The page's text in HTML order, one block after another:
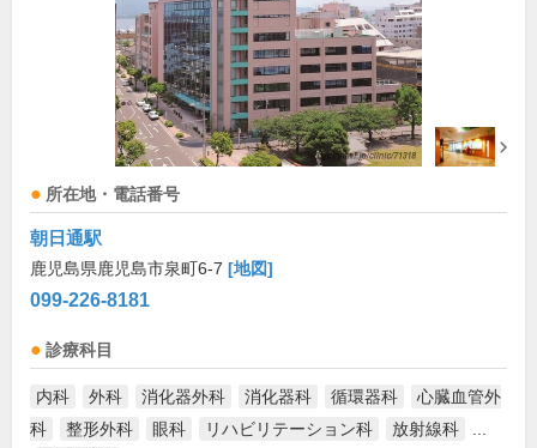
所在地・電話番号
朝日通駅
鹿児島県鹿児島市泉町6-7 [地図]
099-226-8181
診療科目
内科 外科 消化器外科 消化器科 循環器科
心臓血管外
科
整形外科 眼科 リハビリテーション科 放射線科